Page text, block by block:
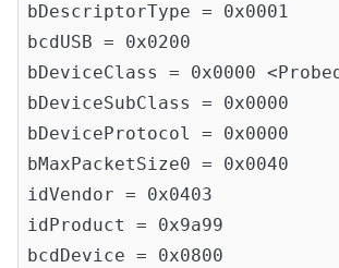
bDescriptorType = 0x0001
bcdUSB = 0x0200
bDeviceClass = 0x0000
bDeviceSubClass = 0x0000
bDeviceProtocol = 0x0000
bMaxPacketSize0 = 0x0040
idVendor = 0x0403
idProduct = 0x9a99
bcdDevice = 0x0800